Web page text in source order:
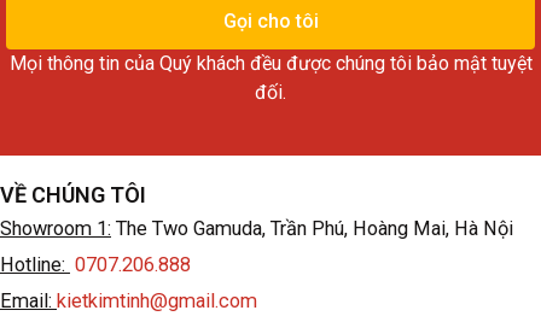
thoại
Gọi cho tôi
Mọi thông tin của Quý khách đều được chúng tôi bảo mật tuyệt
đối.
VỀ CHÚNG TÔI
Showroom 1: The Two Gamuda, Trần Phú, Hoàng Mai, Hà Nội
Hotline: 0707.206.888
Email: kietkimtinh@gmail.com